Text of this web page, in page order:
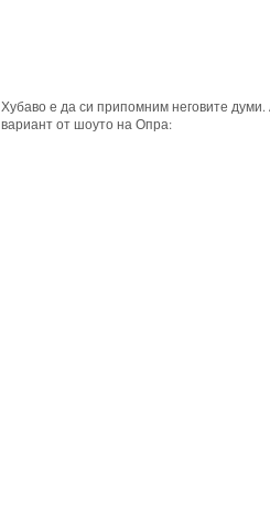
Хубаво е да си припомним неговите думи.
вариант от шоуто на Опра: